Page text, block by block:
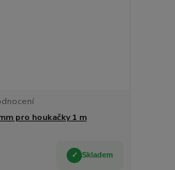
pro houkačky 1 m
Skladem